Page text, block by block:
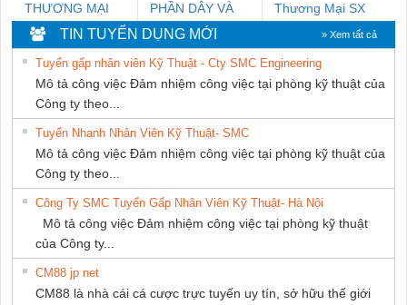
THƯƠNG MẠI
DỊCH VỤ KỸ
THUẬT ĐIỆN CƠ
GIA HƯNG PHÁT
PHẦN DÂY VÀ
CÁP ĐIỆN
THƯỢNG ĐÌNH
Thương Mại SX
TIN TUYỂN DỤNG MỚI » Xem tất cả
Tuyển gấp nhân viên Kỹ Thuật - Cty SMC Engineering
Mô tả công việc Đảm nhiệm công việc tại phòng kỹ thuật của
Công ty theo...
Tuyển Nhanh Nhân Viên Kỹ Thuật- SMC
Mô tả công việc Đảm nhiệm công việc tại phòng kỹ thuật của
Công ty theo...
Công Ty SMC Tuyển Gấp Nhân Viên Kỹ Thuật- Hà Nội
Mô tả công việc Đảm nhiệm công việc tại phòng kỹ thuật
của Công ty...
CM88 jp net
CM88 là nhà cái cá cược trực tuyến uy tín, sở hữu thế giới